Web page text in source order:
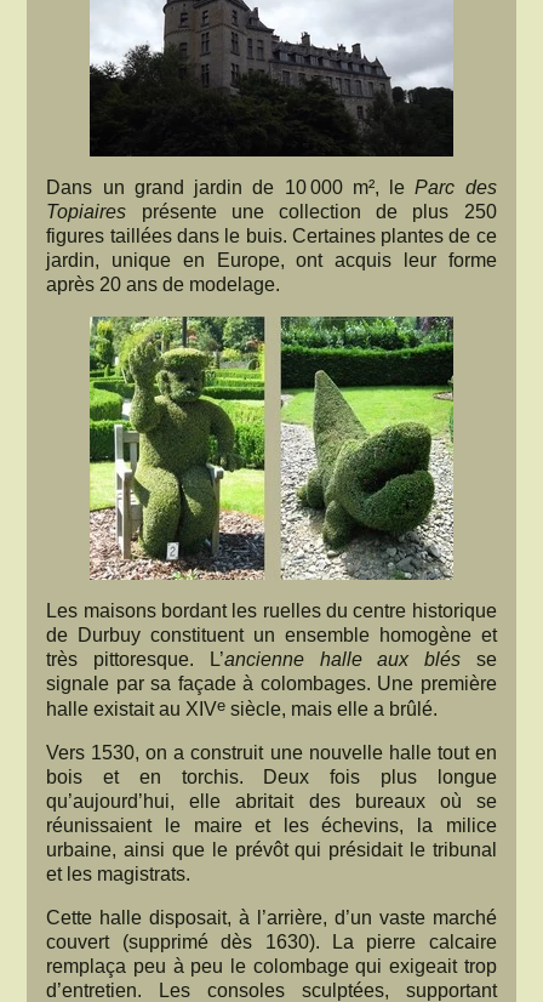
Dans un grand jardin de 10 000 m², leParc des
Topiaires présente une collection de plus 250
figures taillées dans le buis. Certaines plantes de ce
jardin, unique en Europe, ont acquis leur forme
après 20 ans de modelage.
Les maisons bordant les ruelles du centre historique
de Durbuy constituent un ensemble homogène et
très pittoresque. L’ancienne halle aux blésse
signale par sa façade à colombages. Une première
halle existait au XIVe siècle, mais elle a brûlé.
Vers 1530, on a construit une nouvelle halle tout en
bois et en torchis. Deux fois plus longue
qu’aujourd’hui, elle abritait des bureaux où se
réunissaient le maire et les échevins, la milice
urbaine, ainsi que le prévôt qui présidait le tribunal
et les magistrats.
Cette halle disposait, à l’arrière, d’un vaste marché
couvert (supprimé dès 1630). La pierre calcaire
remplaça peu à peu le colombage qui exigeait trop
d’entretien. Les consoles sculptées, supportant